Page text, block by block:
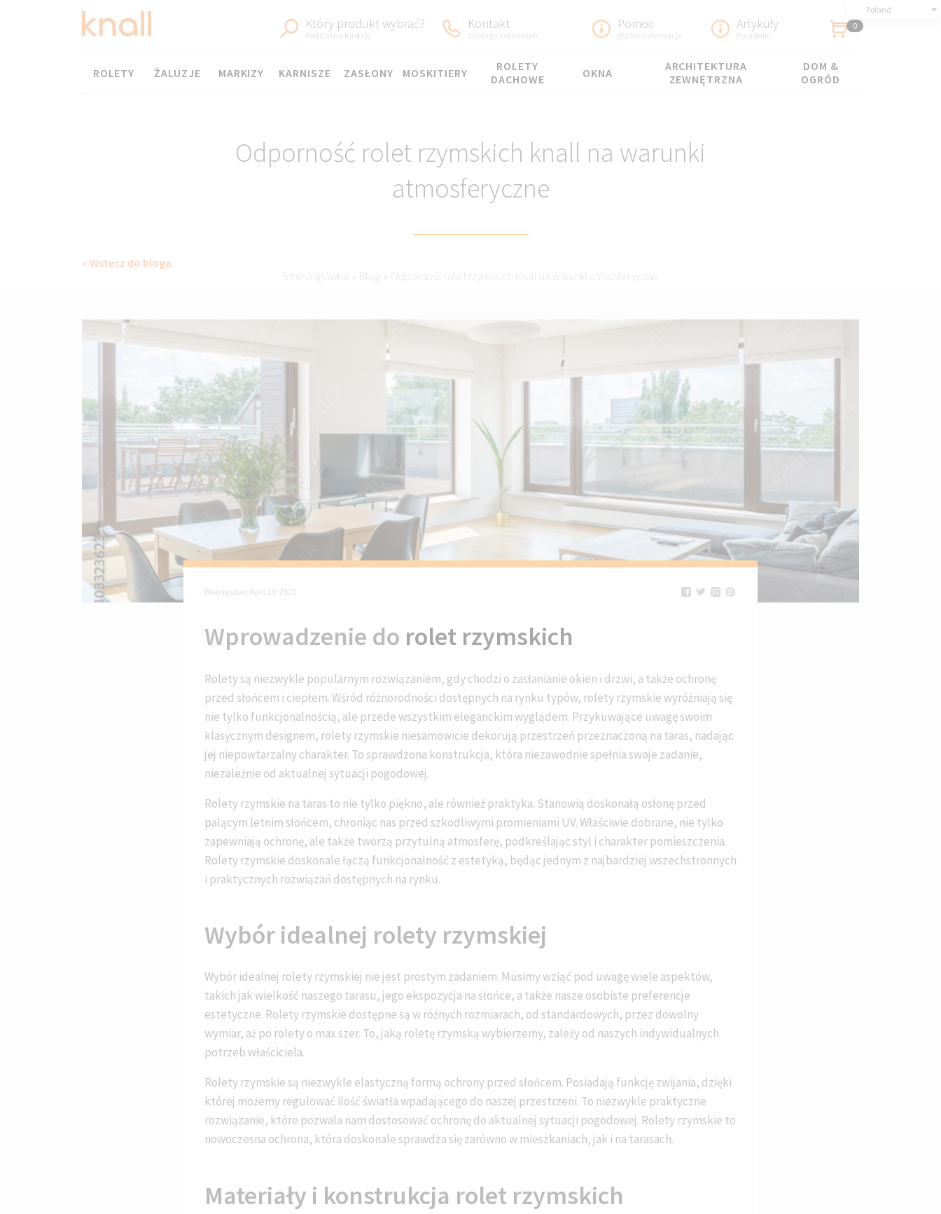
Poland
Który produkt wybrać?
Podział na funkcję
Kontakt
Obsługa zamówień
Pomoc
Ważne informacje
Artykuły
Poradniki
0
Menu KARNISZE
ROLETY ŻALUZJE MARKIZY ZASŁONY MOSKITIERY
ROLETY
DACHOWE
OKNA
ARCHITEKTURA
ZEWNĘTRZNA
DOM &
OGRÓD
Odporność rolet rzymskich knall na warunki
atmosferyczne
« Wstecz do bloga
Strona główna › Blog › Odporność rolet rzymskich knall na warunki atmosferyczne
Wednesday, April 19, 2023
Wprowadzenie do rolet rzymskich
Rolety są niezwykle popularnym rozwiązaniem, gdy chodzi o zasłanianie okien i drzwi, a także ochronę
przed słońcem i ciepłem. Wśród różnorodności dostępnych na rynku typów, rolety rzymskie wyróżniają się
nie tylko funkcjonalnością, ale przede wszystkim eleganckim wyglądem. Przykuwające uwagę swoim
klasycznym designem, rolety rzymskie niesamowicie dekorują przestrzeń przeznaczoną na taras, nadając
jej niepowtarzalny charakter. To sprawdzona konstrukcja, która niezawodnie spełnia swoje zadanie,
niezależnie od aktualnej sytuacji pogodowej.
Rolety rzymskie na taras to nie tylko piękno, ale również praktyka. Stanowią doskonałą osłonę przed
palącym letnim słońcem, chroniąc nas przed szkodliwymi promieniami UV. Właściwie dobrane, nie tylko
zapewniają ochronę, ale także tworzą przytulną atmosferę, podkreślając styl i charakter pomieszczenia.
Rolety rzymskie doskonale łączą funkcjonalność z estetyką, będąc jednym z najbardziej wszechstronnych
i praktycznych rozwiązań dostępnych na rynku.
Wybór idealnej rolety rzymskiej
Wybór idealnej rolety rzymskiej nie jest prostym zadaniem. Musimy wziąć pod uwagę wiele aspektów,
takich jak wielkość naszego tarasu, jego ekspozycja na słońce, a także nasze osobiste preferencje
estetyczne. Rolety rzymskie dostępne są w różnych rozmiarach, od standardowych, przez dowolny
wymiar, aż po rolety o max szer. To, jaką roletę rzymską wybierzemy, zależy od naszych indywidualnych
potrzeb właściciela.
Rolety rzymskie są niezwykle elastyczną formą ochrony przed słońcem. Posiadają funkcję zwijania, dzięki
której możemy regulować ilość światła wpadającego do naszej przestrzeni. To niezwykle praktyczne
rozwiązanie, które pozwala nam dostosować ochronę do aktualnej sytuacji pogodowej. Rolety rzymskie to
nowoczesna ochrona, która doskonale sprawdza się zarówno w mieszkaniach, jak i na tarasach.
Materiały i konstrukcja rolet rzymskich